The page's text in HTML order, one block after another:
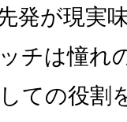
発が現実
チは憧れ
ての役割